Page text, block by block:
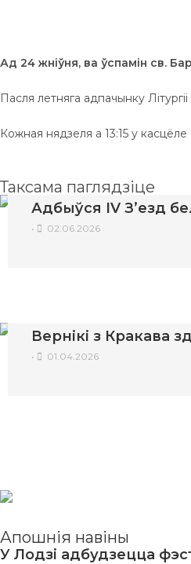
Ад 24 жніўня, ва ўспамін св.
Пасля летняга адпачынку
Кожная нядзеля а 13:15 у
Таксама паглядзіце
Адбыўся IV З’езд
• 02.06.2026
Вернікі з Кракава
• 01.04.2026
Апошнія навіны
У Лодзі адбудзецца